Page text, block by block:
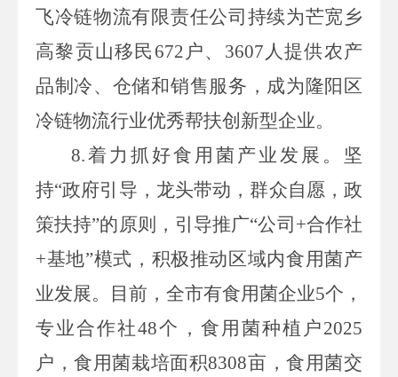
飞冷链物流有限责任公司持续为芒宽乡
高黎贡山移民 672 户、 3607 人提供农产
品制冷、仓储和销售服务，成为隆阳区
冷链物流行业优秀帮扶创新型企业。
8.着力抓好食用菌产业发展。坚
持“政府引导，龙头带动，群众自愿，政
策扶持”的原则，引导推广“公司 +合作社
+基地”模式，积极推动区域内食用菌产
业发展。目前，全市有食用菌企业5个，
专业合作社48个，食用菌种植户2025
户，食用菌栽培面积8308亩，食用菌交